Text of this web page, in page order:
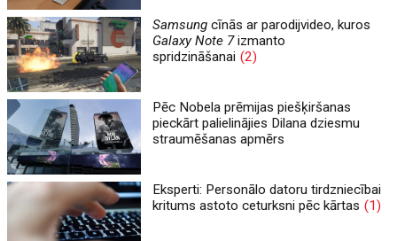
Samsung cīnās ar parodijvideo, kuros
Galaxy Note 7izmanto
spridzināšanai (2)
Pēc Nobela prēmijas piešķiršanas
pieckārt palielinājies Dilana dziesmu
straumēšanas apmērs
Eksperti: Personālo datoru tirdzniecībai
kritums astoto ceturksni pēc kārtas (1)